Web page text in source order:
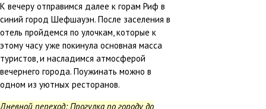
К вечеру отправимся далее к горам Риф в
синий город Шефшауэн. После заселения в
отель пройдемся по улочкам, которые к
этому часу уже покинула основная масса
туристов, и насладимся атмосферой
вечернего города. Поужинать можно в
одном из уютных ресторанов.
Дневной переход: Прогулка по городу до